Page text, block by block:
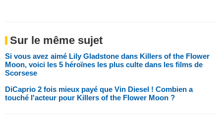
Sur le même sujet
Si vous avez aimé Lily Gladstone dans Killers of the Flower
Moon, voici les 5 héroïnes les plus culte dans les films de
Scorsese
DiCaprio 2 fois mieux payé que Vin Diesel ! Combien a
touché l'acteur pour Killers of the Flower Moon ?